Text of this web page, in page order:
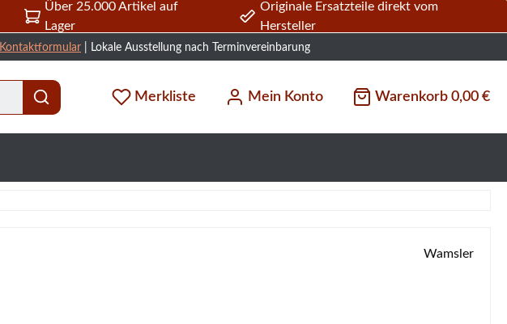
Über 25.000 Artikel auf
Lager
Originale Ersatzteile direkt vom
Hersteller
Kontaktformular | Lokale Ausstellung nach Terminvereinbarung
Merkliste Mein Konto Warenkorb 0,00 €
Wamsler